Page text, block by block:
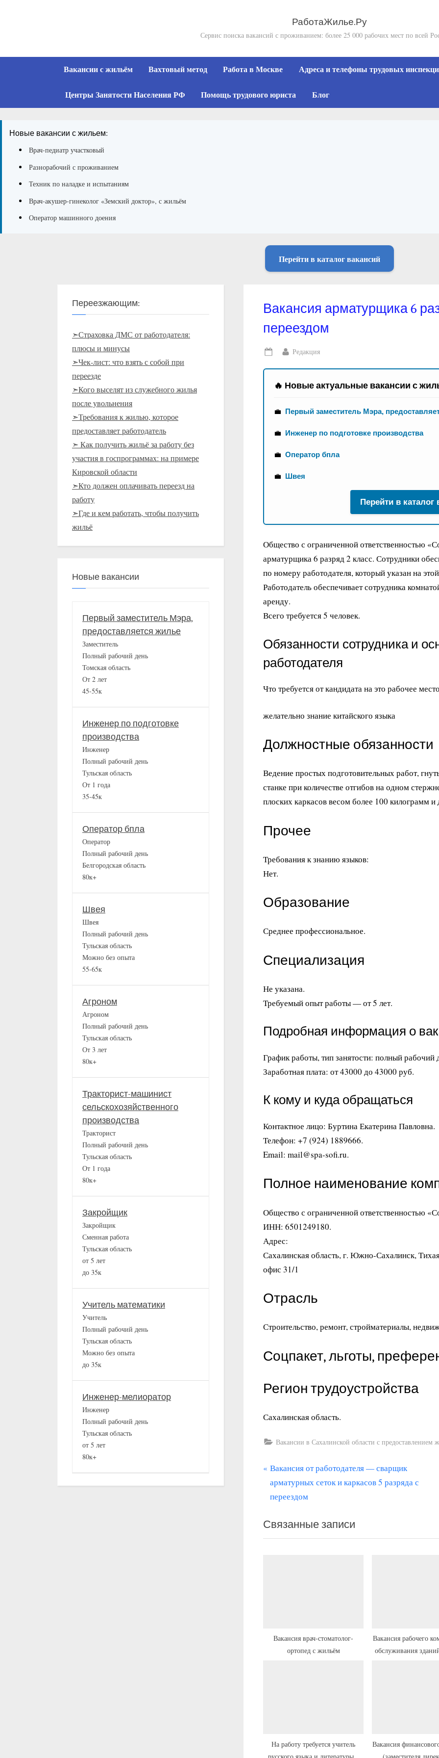
РаботаЖилье.Ру
Сервис поиска вакансий с проживанием: более 25 000 рабочих мест по всей
Вакансии с жильём Вахтовый метод Работа в Москве Адреса и телефоны трудовых
Центры Занятости Населения РФ Помощь трудового юриста Блог
Новые вакансии с жильем:
Врач-педиатр участковый
Разнорабочий с проживанием
Техник по наладке и испытаниям
Врач-акушер-гинеколог «Земский доктор», с жильём
Оператор машинного доения
Перейти в каталог вакансий
Вакансия арматурщика 6
переездом
Posted
on
By
Редакция
🔥 Новые актуальные вакансии с
💼 Первый заместитель Мэра,
💼 Инженер по подготовке производства
💼 Оператор бпла
💼 Швея
Перейти в каталог
Общество с ограниченной ответственностью
арматурщика 6 разряд 2 класс. Сотрудники
по номеру работодателя, который указан на
Работодатель обеспечивает сотрудника
аренду.
Всего требуется 5 человек.
Обязанности сотрудника и
работодателя
Что требуется от кандидата на это рабочее
желательно знание китайского языка
Должностные обязанности
Ведение простых подготовительных работ,
станке при количестве отгибов на одном
плоских каркасов весом более 100 килограмм
Прочее
Требования к знанию языков:
Нет.
Образование
Среднее профессиональное.
Специализация
Не указана.
Требуемый опыт работы — от 5 лет.
Подробная информация о
График работы, тип занятости: полный рабочий
Заработная плата: от 43000 до 43000 руб.
К кому и куда обращаться
Контактное лицо: Буртина Екатерина Павловна.
Телефон: +7 (924) 1889666.
Email: mail@spa-sofi.ru.
Полное наименование
Общество с ограниченной ответственностью
ИНН: 6501249180.
Адрес:
Сахалинская область, г. Южно-Сахалинск,
офис 31/1
Отрасль
Строительство, ремонт, стройматериалы,
Соцпакет, льготы,
Регион трудоустройства
Сахалинская область.
Вакансии в Сахалинской области с предоставлением
Навигация
по
записям
П
р
е
ы
д
п
Вакансия от работодателя — сварщик
арматурных сеток и каркасов 5 разряда с
переездом
Связанные записи
Вакансия врач-стоматолог-
ортопед с жильём
Вакансия рабочего
обслуживания
На работу требуется учитель
русского языка и литературы с
Вакансия
(заместителя
Переезжающим:
➣Страховка ДМС от работодателя:
плюсы и минусы
➣Чек-лист: что взять с собой при
переезде
➣Кого выселят из служебного жилья
после увольнения
➣Требования к жилью, которое
предоставляет работодатель
➣ Как получить жильё за работу без
участия в госпрограммах: на примере
Кировской области
➣Кто должен оплачивать переезд на
работу
➣Где и кем работать, чтобы получить
жильё
Новые вакансии
Первый заместитель Мэра,
предоставляется жилье
Заместитель
Полный рабочий день
Томская область
От 2 лет
45-55к
Инженер по подготовке
производства
Инженер
Полный рабочий день
Тульская область
От 1 года
35-45к
Оператор бпла
Оператор
Полный рабочий день
Белгородская область
80к+
Швея
Швея
Полный рабочий день
Тульская область
Можно без опыта
55-65к
Агроном
Агроном
Полный рабочий день
Тульская область
От 3 лет
80к+
Тракторист-машинист
сельскохозяйственного
производства
Тракторист
Полный рабочий день
Тульская область
От 1 года
80к+
Закройщик
Закройщик
Сменная работа
Тульская область
от 5 лет
до 35к
Учитель математики
Учитель
Полный рабочий день
Тульская область
Можно без опыта
до 35к
Инженер-мелиоратор
Инженер
Полный рабочий день
Тульская область
от 5 лет
80к+